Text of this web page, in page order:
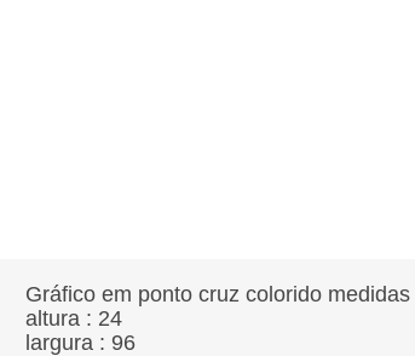
Gráfico em ponto cruz colorido medidas
altura : 24
largura : 96